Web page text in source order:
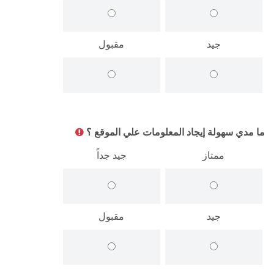
جيد مقبول
ما مدي سهولة إيجاد المعلومات علي الموقع ؟
ممتاز جيد جداً
جيد مقبول